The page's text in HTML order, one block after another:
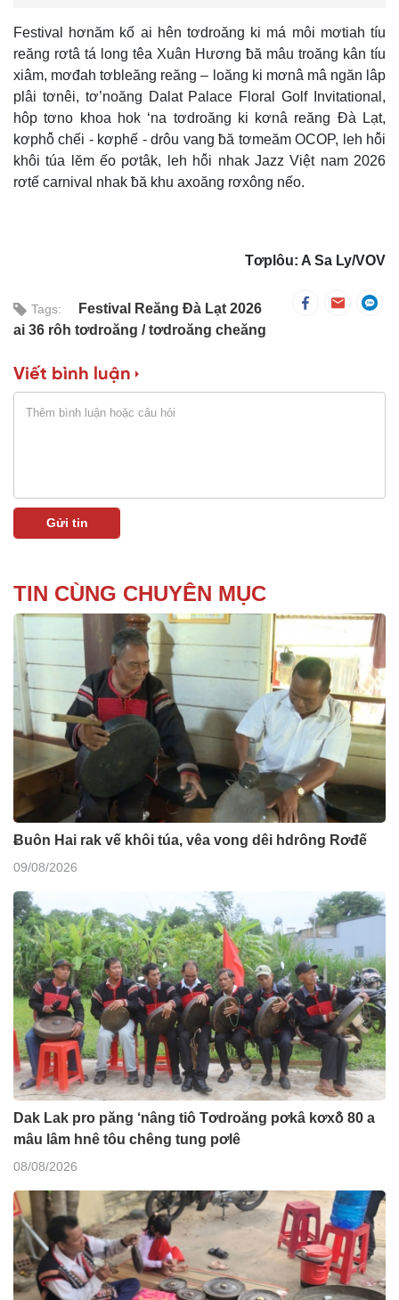
Festival hơnăm kố ai hên tơdroăng ki má môi mơtiah tíu
reăng rơtâ tá long têa Xuân Hương ƀă mâu troăng kân tíu
xiâm, mơđah tơbleăng reăng – loăng ki mơnâ mâ ngăn lâp
plâi tơnêi, tơ’noăng Dalat Palace Floral Golf Invitational,
hôp tơno khoa hok ‘na tơdroăng ki kơnâ reăng Đà Lạt,
kơphô̆ chếi - kơphế - drôu vang ƀă tơmeăm OCOP, leh hô̆i
khôi túa lĕm ếo pơtâk, leh hô̆i nhak Jazz Việt nam 2026
rơtế carnival nhak ƀă khu axoăng rơxông nếo.
Tơplôu: A Sa Ly/VOV
Tags:
Festival Reăng Đà Lạt 2026
ai 36 rôh tơdroăng
tơdroăng cheăng
Viết bình luận
TIN CÙNG CHUYÊN MỤC
Ƀuôn Hai rak vế khôi túa, vêa vong dêi hdrông Rơđế
09/08/2026
Dak Lak pro păng ‘nâng tiô Tơdroăng pơkâ kơxô̆ 80 a
mâu lâm hnê tôu chêng tung pơlê
08/08/2026